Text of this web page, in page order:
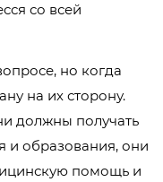
со всей
но когда
на их сторону.
должны получать
и образования, они
помощь и